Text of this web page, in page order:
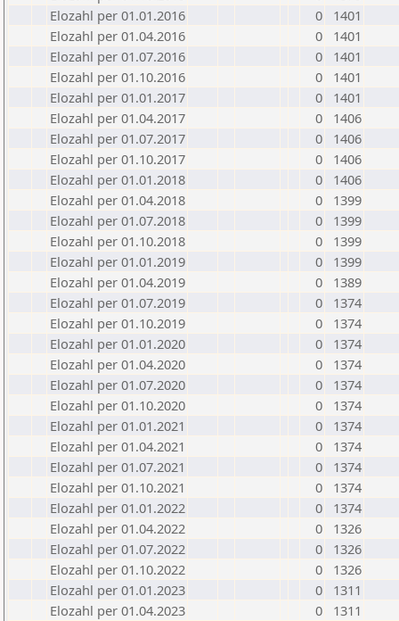
Elozahl per 01.01.2016
0
1401
Elozahl per 01.04.2016
0
1401
Elozahl per 01.07.2016
0
1401
Elozahl per 01.10.2016
0
1401
Elozahl per 01.01.2017
0
1401
Elozahl per 01.04.2017
0
1406
Elozahl per 01.07.2017
0
1406
Elozahl per 01.10.2017
0
1406
Elozahl per 01.01.2018
0
1406
Elozahl per 01.04.2018
0
1399
Elozahl per 01.07.2018
0
1399
Elozahl per 01.10.2018
0
1399
Elozahl per 01.01.2019
0
1399
Elozahl per 01.04.2019
0
1389
Elozahl per 01.07.2019
0
1374
Elozahl per 01.10.2019
0
1374
Elozahl per 01.01.2020
0
1374
Elozahl per 01.04.2020
0
1374
Elozahl per 01.07.2020
0
1374
Elozahl per 01.10.2020
0
1374
Elozahl per 01.01.2021
0
1374
Elozahl per 01.04.2021
0
1374
Elozahl per 01.07.2021
0
1374
Elozahl per 01.10.2021
0
1374
Elozahl per 01.01.2022
0
1374
Elozahl per 01.04.2022
0
1326
Elozahl per 01.07.2022
0
1326
Elozahl per 01.10.2022
0
1326
Elozahl per 01.01.2023
0
1311
Elozahl per 01.04.2023
0
1311